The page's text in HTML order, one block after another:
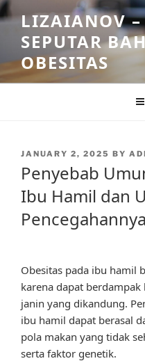
Skip
to
content
LIZAIANOV
SEPUTAR
OBESITAS
POSTED
JANUARY 2, 2025 BY
Penyebab
Ibu Hamil dan
Pencegahannya
Obesitas pada ibu hamil
karena dapat
janin yang dikandung.
ibu hamil dapat berasal
pola makan yang tidak
serta faktor genetik.